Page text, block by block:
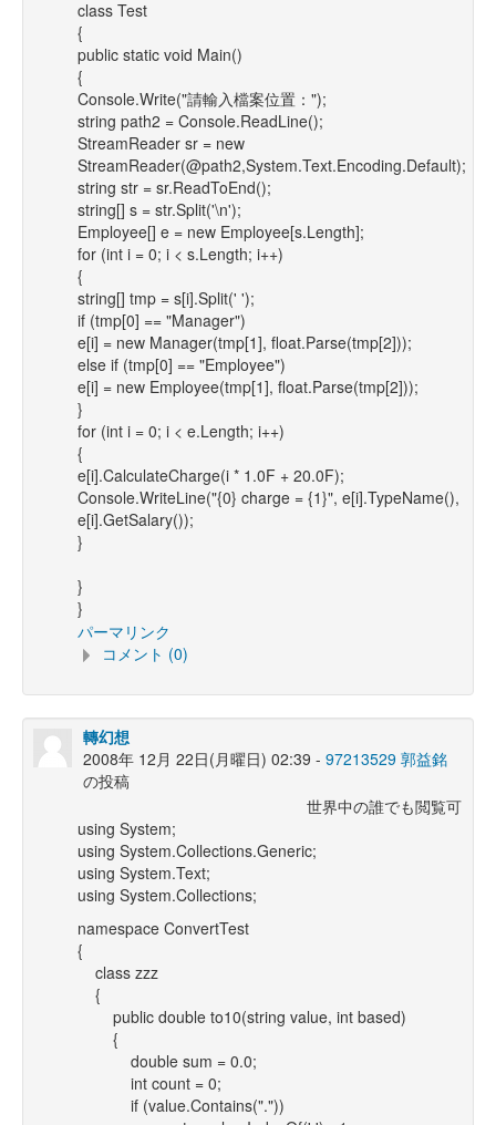
class Test
{
public static void Main()
{
Console.Write("請輸入檔案位置：");
string path2 = Console.ReadLine();
StreamReader sr = new
StreamReader(@path2,System.Text.Encoding.Default);
string str = sr.ReadToEnd();
string[] s = str.Split('\n');
Employee[] e = new Employee[s.Length];
for (int i = 0; i < s.Length; i++)
{
string[] tmp = s[i].Split(' ');
if (tmp[0] == "Manager")
e[i] = new Manager(tmp[1], float.Parse(tmp[2]));
else if (tmp[0] == "Employee")
e[i] = new Employee(tmp[1], float.Parse(tmp[2]));
}
for (int i = 0; i < e.Length; i++)
{
e[i].CalculateCharge(i * 1.0F + 20.0F);
Console.WriteLine("{0} charge = {1}", e[i].TypeName(),
e[i].GetSalary());
}
}
}
パーマリンク
コメント (0)
轉幻想
2008年 12月 22日(月曜日) 02:39 - 97213529 郭益銘
の投稿
世界中の誰でも閲覧可
using System;
using System.Collections.Generic;
using System.Text;
using System.Collections;
namespace ConvertTest
{
class zzz
{
public double to10(string value, int based)
{
double sum = 0.0;
int count = 0;
if (value.Contains("."))